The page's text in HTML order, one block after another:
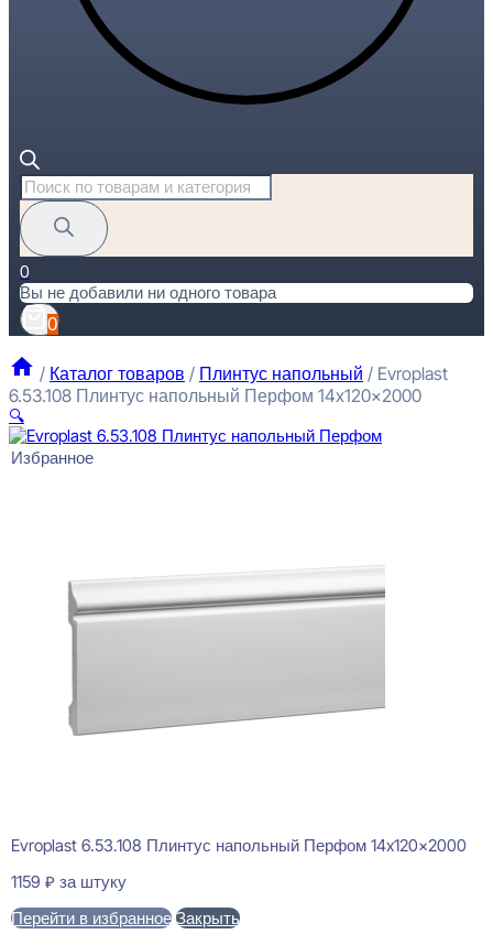
Поиск
товаров
0
Вы не добавили ни одного товара
0
/ Каталог товаров / Плинтус напольный / Evroplast
6.53.108 Плинтус напольный Перфом 14x120x2000
🔍
Избранное
Evroplast 6.53.108 Плинтус напольный Перфом 14x120x2000
1159 ₽ за штуку
Перейти в избранное Закрыть